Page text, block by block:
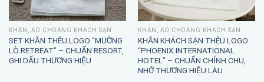
KHĂN, ÁO CHOÀNG KHÁCH SẠN
SET KHĂN THÊU LOGO “MƯỜNG
LÒ RETREAT” – CHUẨN RESORT,
GHI DẤU THƯƠNG HIỆU
KHĂN, ÁO CHOÀNG KHÁCH SẠN
KHĂN KHÁCH SẠN THÊU LOGO
“PHOENIX INTERNATIONAL
HOTEL” – CHUẨN CHỈNH CHU,
NHỚ THƯƠNG HIỆU LÂU